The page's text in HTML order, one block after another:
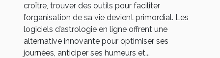
croître, trouver des outils pour faciliter
l’organisation de sa vie devient primordial. Les
logiciels d’astrologie en ligne offrent une
alternative innovante pour optimiser ses
journées, anticiper ses humeurs et...